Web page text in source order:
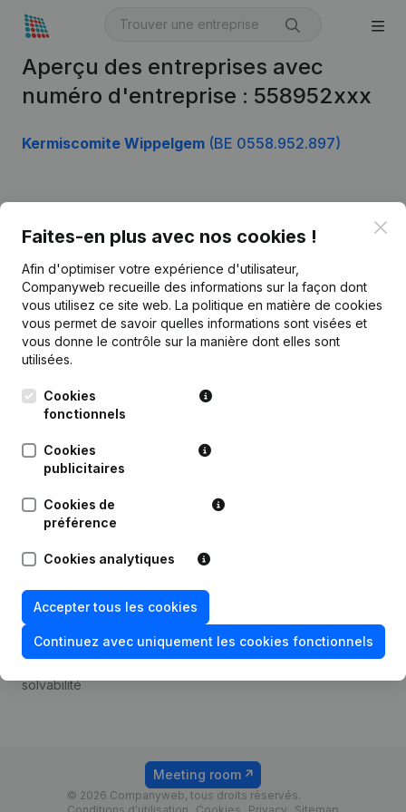
Aperçu des entreprises avec
numéro d'entreprise : 558952xxx
Kermiscomite Wippelgem (BE 0558.952.897)
Faites-en plus avec nos cookies !
Afin d'optimiser votre expérience d'utilisateur,
Companyweb recueille des informations sur la façon dont
vous utilisez ce site web. La politique en matière de cookies
vous permet de savoir quelles informations sont visées et
vous donne le contrôle sur la manière dont elles sont
utilisées.
Cookies
fonctionnels
Cookies
publicitaires
Cookies de
préférence
Cookies analytiques
Accepter tous les cookies
Continuez avec uniquement les cookies fonctionnels
Français
Kantorenpark Everest
Leuvensesteenweg
1800 Vilvoorde
Informations d’entreprise
Monitoring
Recherche internationale
Prospection
Compliance et prévention
de la fraude
Consulter des comptes
Recherche de numéro de
TVA
solvabilité
Tarifs
© 2026 Companyweb, tous droits réservés.
Meeting room